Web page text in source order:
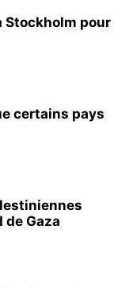
Stockholm pour
certains pays
de Gaza